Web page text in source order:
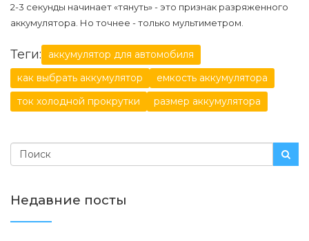
2-3 секунды начинает «тянуть» - это признак разряженного
аккумулятора. Но точнее - только мультиметром.
Теги:
аккумулятор для автомобиля
как выбрать аккумулятор
емкость аккумулятора
ток холодной прокрутки
размер аккумулятора
Недавние посты